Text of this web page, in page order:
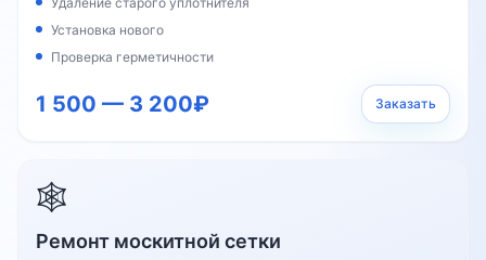
Установка нового
Проверка герметичности
1 500 — 3 200₽ Заказать
🕸️
Ремонт москитной сетки